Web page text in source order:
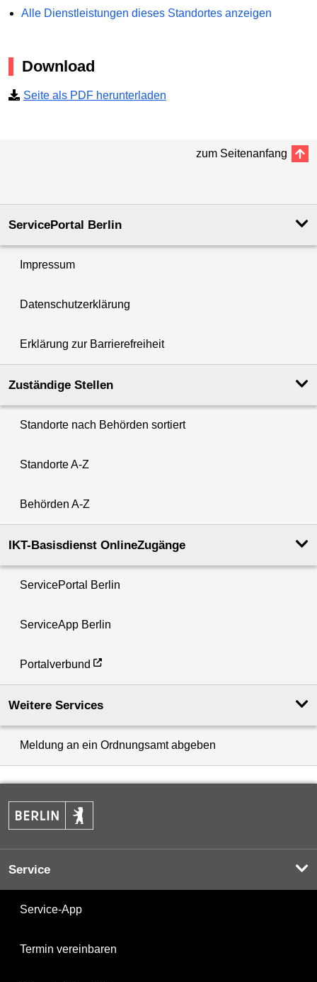
Alle Dienstleistungen dieses Standortes anzeigen
Download
Seite als PDF herunterladen
zum Seitenanfang
ServicePortal Berlin
Impressum
Datenschutzerklärung
Erklärung zur Barrierefreiheit
Zuständige Stellen
Standorte nach Behörden sortiert
Standorte A-Z
Behörden A-Z
IKT-Basisdienst OnlineZugänge
ServicePortal Berlin
ServiceApp Berlin
Portalverbund
Weitere Services
Meldung an ein Ordnungsamt abgeben
Service
Service-App
Termin vereinbaren